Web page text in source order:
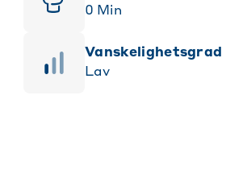
0 Min
vanskelighetsgrad
Lav